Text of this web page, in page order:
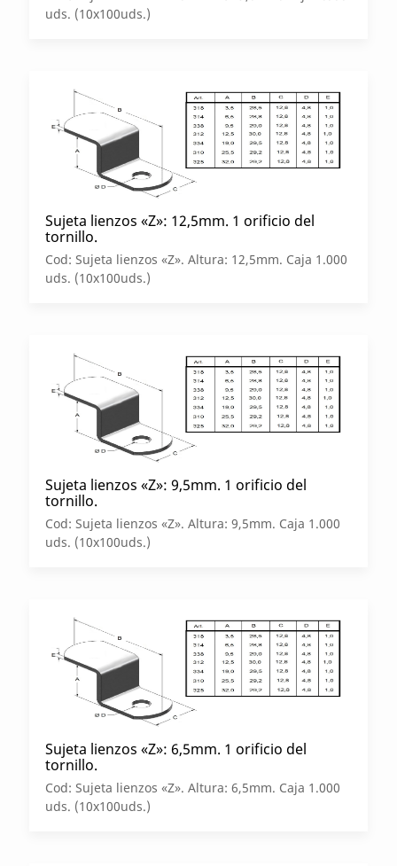
uds. (10x100uds.)
Sujeta lienzos «Z»: 12,5mm. 1 orificio del
tornillo.
Cod: Sujeta lienzos «Z». Altura: 12,5mm. Caja 1.000
uds. (10x100uds.)
Sujeta lienzos «Z»: 9,5mm. 1 orificio del
tornillo.
Cod: Sujeta lienzos «Z». Altura: 9,5mm. Caja 1.000
uds. (10x100uds.)
Sujeta lienzos «Z»: 6,5mm. 1 orificio del
tornillo.
Cod: Sujeta lienzos «Z». Altura: 6,5mm. Caja 1.000
uds. (10x100uds.)